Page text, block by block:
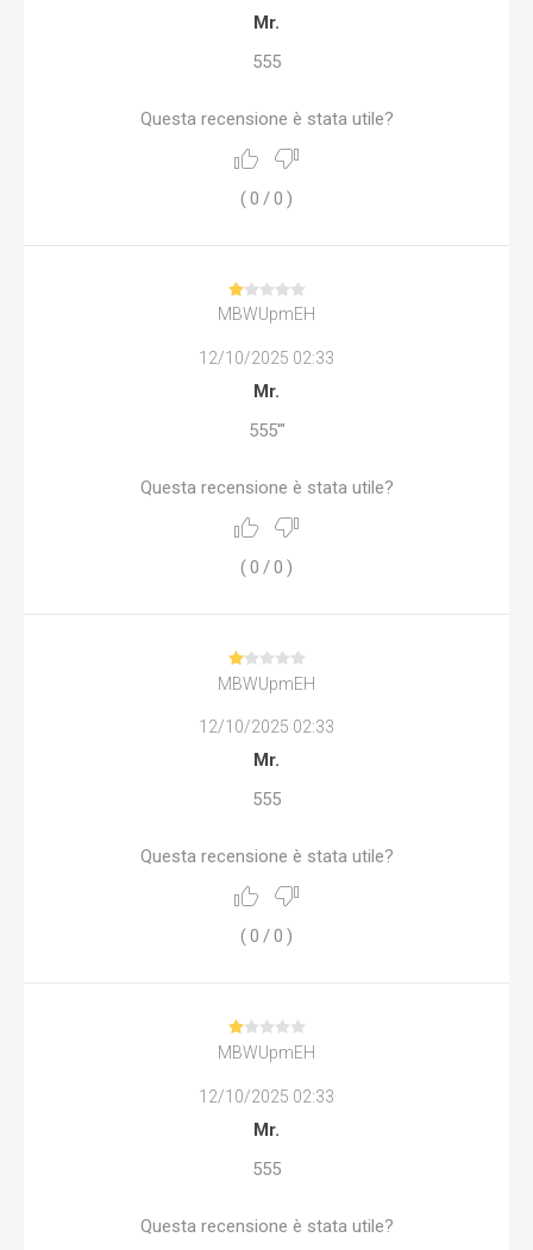
Mr.
555
Questa recensione è stata utile?
(0 /0 )
MBWUpmEH
12/10/2025 02:33
Mr.
555'"
Questa recensione è stata utile?
(0 /0 )
MBWUpmEH
12/10/2025 02:33
Mr.
555
Questa recensione è stata utile?
( 0 /0 )
MBWUpmEH
12/10/2025 02:33
Mr.
555
Questa recensione è stata utile?